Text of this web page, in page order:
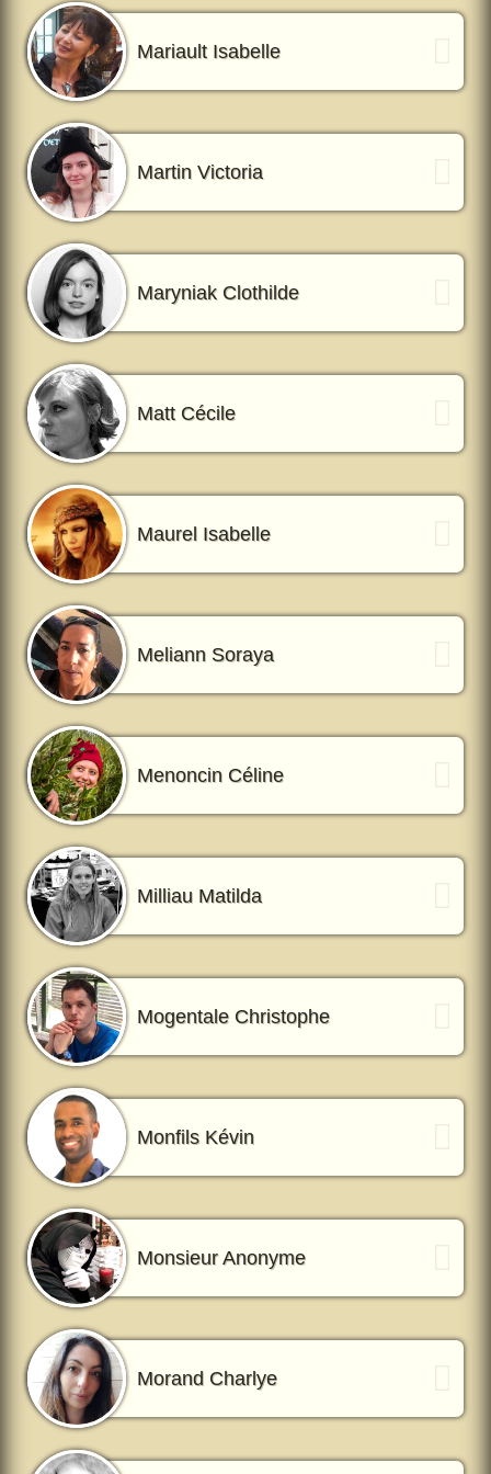
Mariault Isabelle
Martin Victoria
Maryniak Clothilde
Matt Cécile
Maurel Isabelle
Meliann Soraya
Menoncin Céline
Milliau Matilda
Mogentale Christophe
Monfils Kévin
Monsieur Anonyme
Morand Charlye